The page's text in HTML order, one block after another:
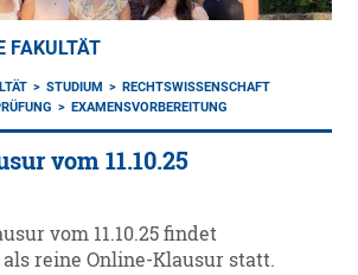
FAKULTÄT
STUDIUM
RECHTSWISSENSCHAFT
EXAMENSVORBEREITUNG
vom 11.10.25
vom 11.10.25 findet
reine Online-Klausur statt.